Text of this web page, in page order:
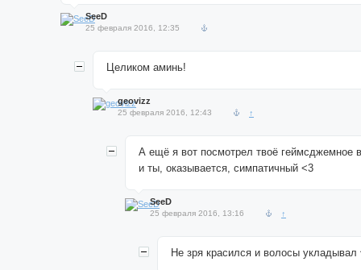
SeeD
25 февраля 2016, 12:35
Целиком аминь!
geovizz
25 февраля 2016, 12:43 ↑
А ещё я вот посмотрел твоё геймсджемное
и ты, оказывается, симпатичный <3
SeeD
25 февраля 2016, 13:16 ↑
Не зря красился и волосы укладывал